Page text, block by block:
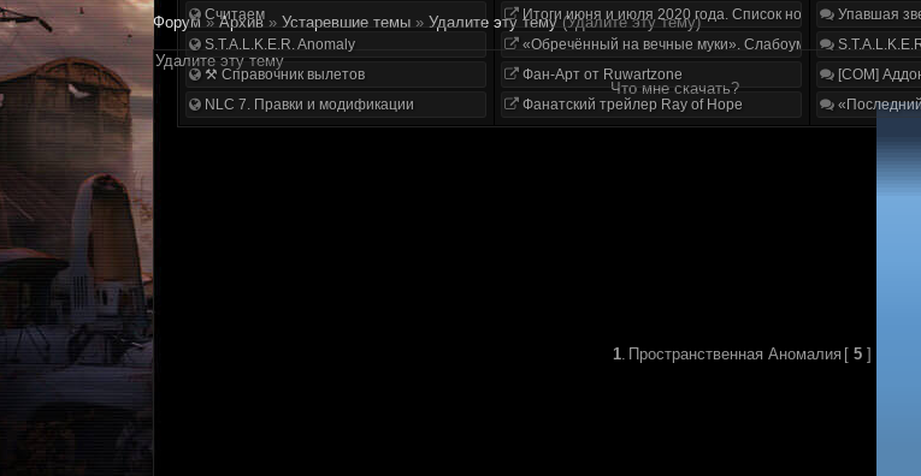
Считаем
S.T.A.L.K.E.R. Anomaly
⚒ Справочник вылетов
NLC 7. Правки и модификации
Итоги июня и июля 2020 года. Список нововведений
«Обречённый на вечные муки». Слабоумие и отвага
Фан-Арт от Ruwartzone
Фанатский трейлер Ray of Hope
Упавшая
[COM]
Форум » Архив » Устаревшие темы » Удалите эту тему (Удалите эту тему)
Удалите эту тему
Что мне скачать?
1. Пространственная Аномалия [ 5]